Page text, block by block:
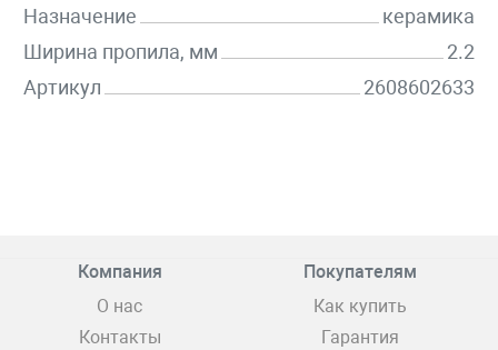
Назначение
керамика
Ширина пропила, мм
2.2
Артикул
2608602633
Компания
О нас
Контакты
Покупателям
Как купить
Гарантия